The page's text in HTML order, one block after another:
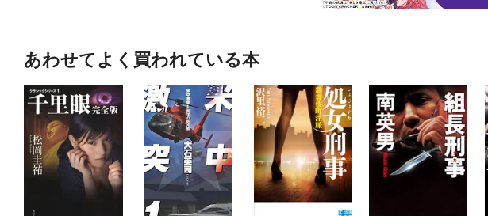
あわせてよく買われている本